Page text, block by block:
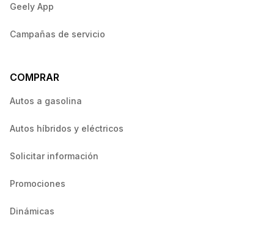
Geely App
Campañas de servicio
COMPRAR
Autos a gasolina
Autos híbridos y eléctricos
Solicitar información
Promociones
Dinámicas